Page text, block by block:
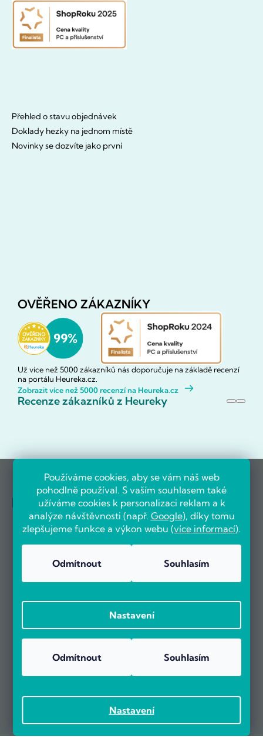
Používáme cookies, aby se vám náš web
pohodlně používal. S vaším souhlasem také
užíváme cookies k personalizaci reklam a k
analýze návštěvnosti (např. Google), díky tomu
zlepšujeme funkce a výkon webu (více informací).
Nastavení
Odmítnout Souhlasím
Nastavení
Odmítnout Souhlasím
Přehled o stavu objednávek
Doklady hezky na jednom místě
Novinky se dozvíte jako první
OVĚŘENO ZÁKAZNÍKY
Už více než 5000 zákazníků nás doporučuje na základě recenzí
na portálu Heureka.cz.
Zobrazit více než 5000 recenzí na Heureka.cz
Recenze zákazníků z Heureky
Reference firem